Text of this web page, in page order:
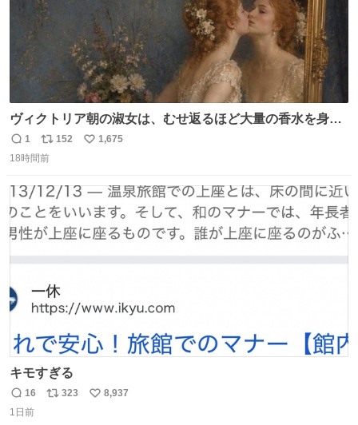
ヴィクトリア朝の淑女は、むせ返るほど大量の香水を身に
つけるものではないとされていた。それでも香水は、髪や
肌の手入れと同じくらい、ヴィクトリア朝の女性達の美容
が知る香水よりも単純な組成で、その大部分は薔薇、菫、
ベルガモット、
返
信
1
リ
ポ
ト
数
152
い
数
1,675
18時間前
キモすぎる
返
信
16
リ
323
い
8,937
1日前